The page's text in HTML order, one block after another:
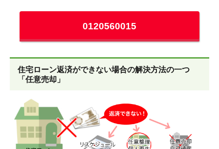
0120560015
住宅ローン返済ができない場合の解決方法の一つ
「任意売却」